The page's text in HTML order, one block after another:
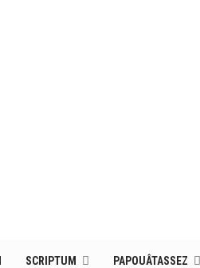
SCRIPTUM PAPOUÂTASSEZ